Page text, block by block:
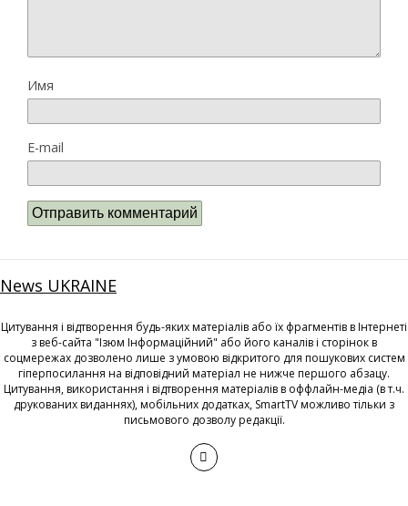
Имя
E-mail
News UKRAINE
Цитування і відтворення будь-яких матеріалів або їх фрагментів в Інтернеті
з веб-сайта "Ізюм Інформаційний" або його каналів і сторінок в
соцмережах дозволено лише з умовою відкритого для пошукових систем
гіперпосилання на відповідний матеріал не нижче першого абзацу.
Цитування, використання і відтворення матеріалів в оффлайн-медіа (в т.ч.
друкованих виданнях), мобільних додатках, SmartTV можливо тільки з
письмового дозволу редакції.